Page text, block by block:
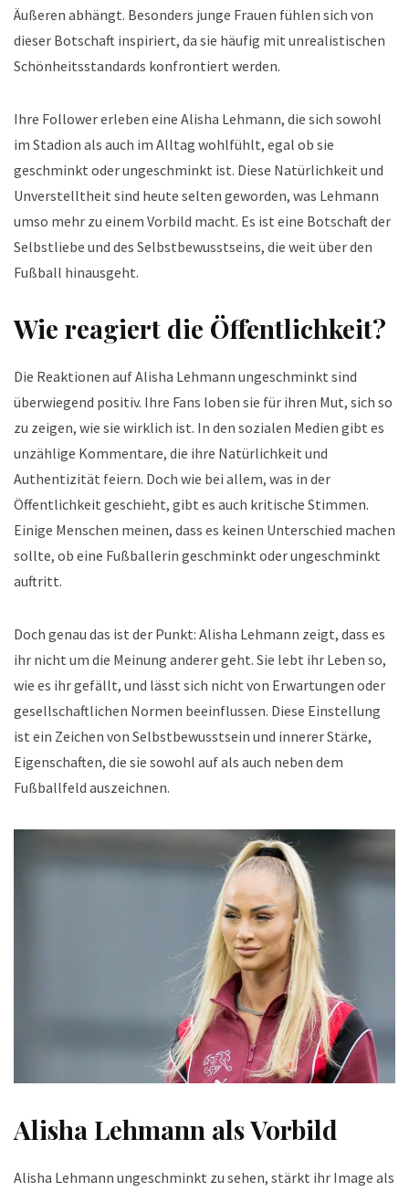
Äußeren abhängt. Besonders junge Frauen fühlen sich von
dieser Botschaft inspiriert, da sie häufig mit unrealistischen
Schönheitsstandards konfrontiert werden.
Ihre Follower erleben eine Alisha Lehmann, die sich sowohl
im Stadion als auch im Alltag wohlfühlt, egal ob sie
geschminkt oder ungeschminkt ist. Diese Natürlichkeit und
Unverstelltheit sind heute selten geworden, was Lehmann
umso mehr zu einem Vorbild macht. Es ist eine Botschaft der
Selbstliebe und des Selbstbewusstseins, die weit über den
Fußball hinausgeht.
Wie reagiert die Öffentlichkeit?
Die Reaktionen auf Alisha Lehmann ungeschminkt sind
überwiegend positiv. Ihre Fans loben sie für ihren Mut, sich so
zu zeigen, wie sie wirklich ist. In den sozialen Medien gibt es
unzählige Kommentare, die ihre Natürlichkeit und
Authentizität feiern. Doch wie bei allem, was in der
Öffentlichkeit geschieht, gibt es auch kritische Stimmen.
Einige Menschen meinen, dass es keinen Unterschied machen
sollte, ob eine Fußballerin geschminkt oder ungeschminkt
auftritt.
Doch genau das ist der Punkt: Alisha Lehmann zeigt, dass es
ihr nicht um die Meinung anderer geht. Sie lebt ihr Leben so,
wie es ihr gefällt, und lässt sich nicht von Erwartungen oder
gesellschaftlichen Normen beeinflussen. Diese Einstellung
ist ein Zeichen von Selbstbewusstsein und innerer Stärke,
Eigenschaften, die sie sowohl auf als auch neben dem
Fußballfeld auszeichnen.
Alisha Lehmann als Vorbild
Alisha Lehmann ungeschminkt zu sehen, stärkt ihr Image als